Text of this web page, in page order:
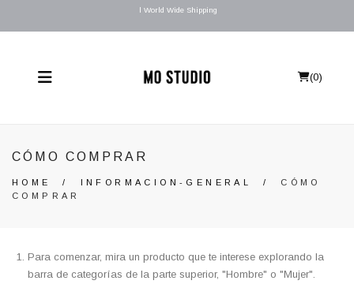
l World Wide Shipping
(0)
CÓMO COMPRAR
HOME / INFORMACION-GENERAL / CÓMO
COMPRAR
Para comenzar, mira un producto que te interese explorando la
barra de categorías de la parte superior, "Hombre" o "Mujer".